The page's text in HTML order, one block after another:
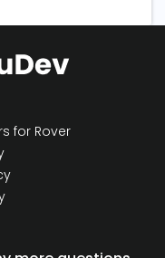
for Rover